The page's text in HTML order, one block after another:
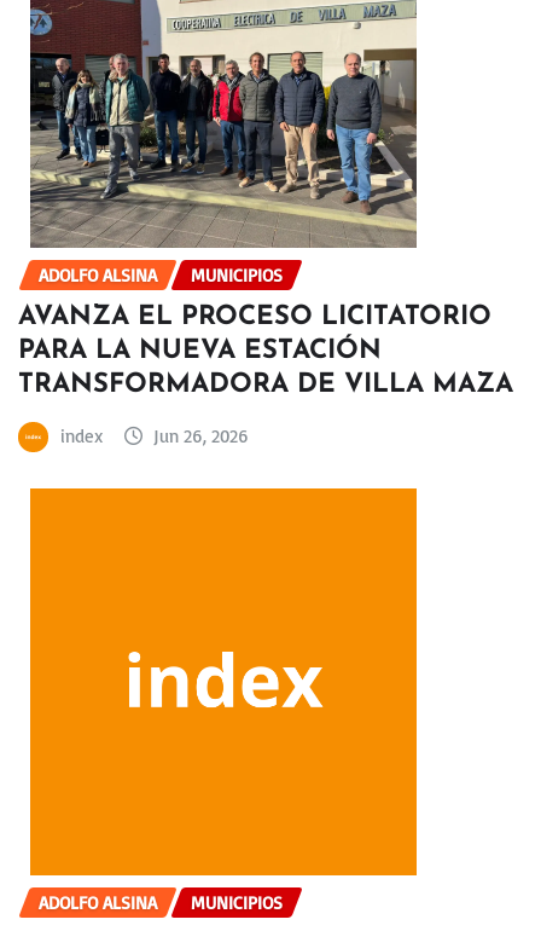
ADOLFO ALSINA MUNICIPIOS
AVANZA EL PROCESO LICITATORIO
PARA LA NUEVA ESTACIÓN
TRANSFORMADORA DE VILLA MAZA
index Jun 26, 2026
ADOLFO ALSINA MUNICIPIOS